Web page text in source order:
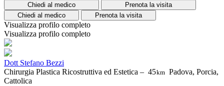
Chiedi al medico
Prenota la visita
Chiedi al medico
Prenota la visita
Visualizza profilo completo
Visualizza profilo completo
Dott Stefano Bezzi
Chirurgia Plastica Ricostruttiva ed Estetica – 45km Padova, Porcia,
Cattolica